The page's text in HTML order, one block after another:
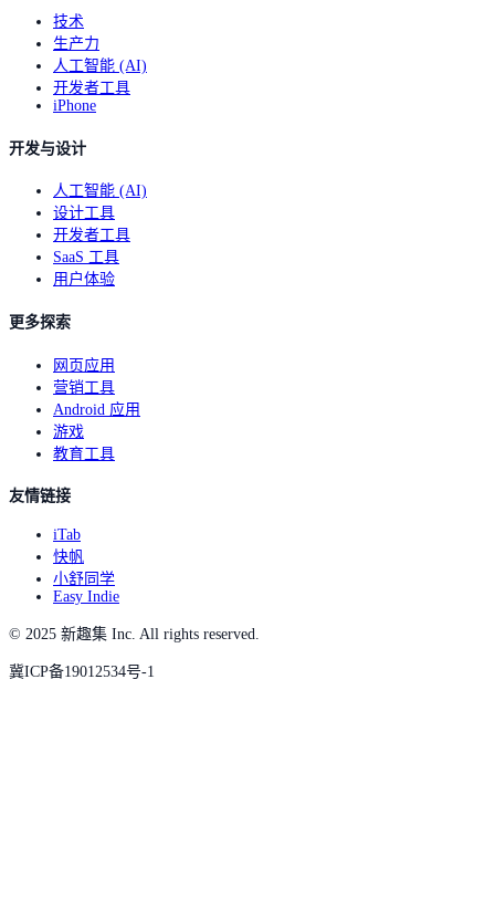
技术
生产力
人工智能 (AI)
开发者工具
iPhone
开发与设计
人工智能 (AI)
设计工具
开发者工具
SaaS 工具
用户体验
更多探索
网页应用
营销工具
Android 应用
游戏
教育工具
友情链接
iTab
快帆
小舒同学
Easy Indie
© 2025 新趣集 Inc. All rights reserved.
冀ICP备19012534号-1